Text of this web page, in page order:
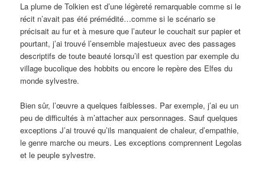
La plume de Tolkien est d’une légèreté remarquable comme si le
récit n’avait pas été prémédité…comme si le scénario se
précisait au fur et à mesure que l’auteur le couchait sur papier et
pourtant, j’ai trouvé l’ensemble majestueux avec des passages
descriptifs de toute beauté lorsqu’il est question par exemple du
village bucolique des hobbits ou encore le repère des Elfes du
monde sylvestre.
Bien sûr, l’œuvre a quelques faiblesses. Par exemple, j’ai eu un
peu de difficultés à m’attacher aux personnages. Sauf quelques
exceptions J’ai trouvé qu’ils manquaient de chaleur, d’empathie,
le genre marche ou meurs. Les exceptions comprennent Legolas
et le peuple sylvestre.